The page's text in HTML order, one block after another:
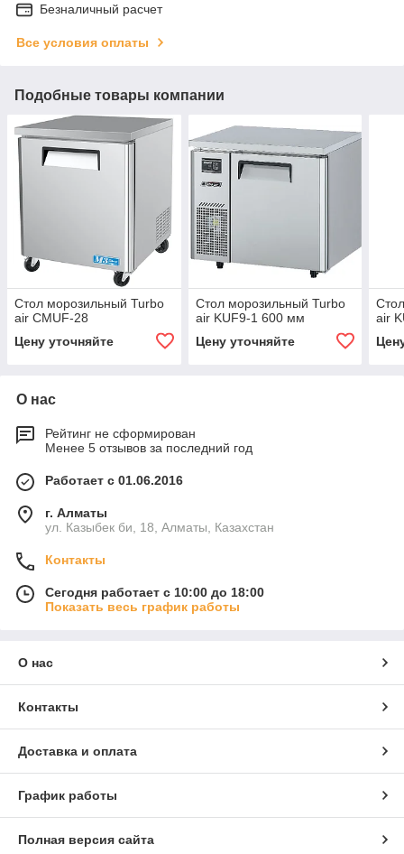
Безналичный расчет
Все условия оплаты
Подобные товары компании
Стол морозильный Turbo
air CMUF-28
Цену уточняйте
Стол морозильный Turbo
air KUF9-1 600 мм
Цену уточняйте
air
О нас
Рейтинг не сформирован
Менее 5 отзывов за последний год
Работает с 01.06.2016
г. Алматы
ул. Казыбек би, 18, Алматы, Казахстан
Контакты
Сегодня работает с 10:00 до 18:00
Показать весь график работы
О нас
Контакты
Доставка и оплата
График работы
Полная версия сайта